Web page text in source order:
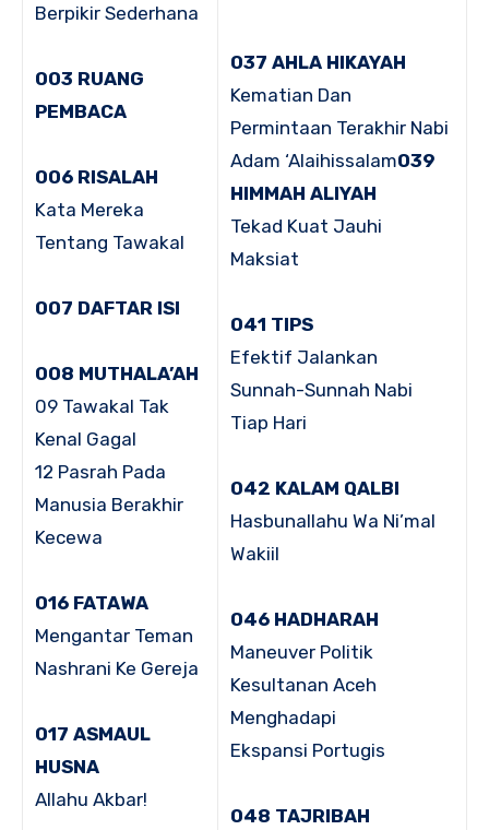
Berpikir Sederhana
003 RUANG
PEMBACA
006 RISALAH
Kata Mereka
Tentang Tawakal
007 DAFTAR ISI
008 MUTHALA’AH
09 Tawakal Tak
Kenal Gagal
12 Pasrah Pada
Manusia Berakhir
Kecewa
016 FATAWA
Mengantar Teman
Nashrani Ke Gereja
017 ASMAUL
HUSNA
Allahu Akbar!
037 AHLA HIKAYAH
Kematian Dan
Permintaan Terakhir Nabi
Adam ‘Alaihissalam039
HIMMAH ALIYAH
Tekad Kuat Jauhi
Maksiat
041 TIPS
Efektif Jalankan
Sunnah-Sunnah Nabi
Tiap Hari
042 KALAM QALBI
Hasbunallahu Wa Ni’mal
Wakiil
046 HADHARAH
Maneuver Politik
Kesultanan Aceh
Menghadapi
Ekspansi Portugis
048 TAJRIBAH